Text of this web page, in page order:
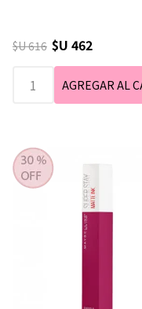
$U 616 $U 462